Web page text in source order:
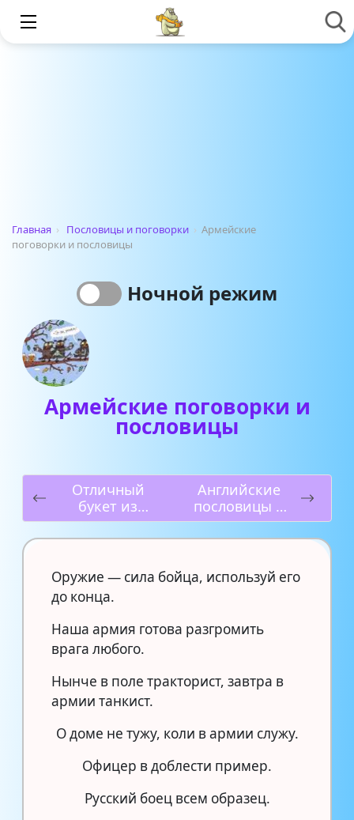
Главная › Пословицы и поговорки › Армейские
поговорки и пословицы
Ночной режим
Армейские поговорки и
пословицы
Отличный
букет из
конфет своими
руками
Английские
пословицы и
поговорки с
переводом
Оружие — сила бойца, используй его
до конца.
Наша армия готова разгромить
врага любого.
Нынче в поле тракторист, завтра в
армии танкист.
О доме не тужу, коли в армии служу.
Офицер в доблести пример.
Русский боец всем образец.